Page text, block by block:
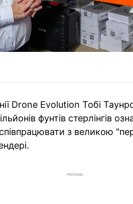
Drone Evolution Тобі
фунтів стерлінгів
співпрацювати з великою
РЕКЛАМА